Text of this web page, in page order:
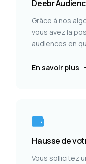
Deebr
Grâce à nos
vous avez la
audiences en
En savoir plus
Hausse de
Vous sollicitez